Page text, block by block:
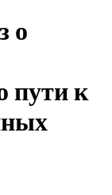
о
пути к